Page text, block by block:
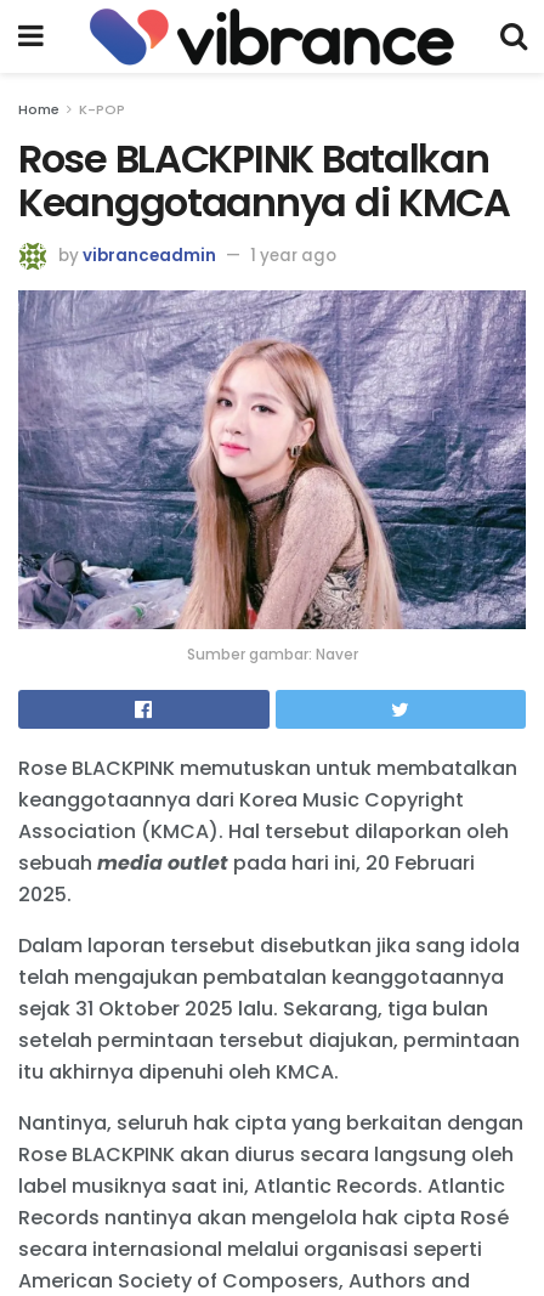
Home K-POP
Rose BLACKPINK Batalkan
Keanggotaannya di KMCA
byvibranceadmin 1 year ago
Sumber gambar: Naver
Rose BLACKPINK memutuskan untuk membatalkan
keanggotaannya dari Korea Music Copyright
Association (KMCA). Hal tersebut dilaporkan oleh
sebuah media outlet pada hari ini, 20 Februari
2025.
Dalam laporan tersebut disebutkan jika sang idola
telah mengajukan pembatalan keanggotaannya
sejak 31 Oktober 2025 lalu. Sekarang, tiga bulan
setelah permintaan tersebut diajukan, permintaan
itu akhirnya dipenuhi oleh KMCA.
Nantinya, seluruh hak cipta yang berkaitan dengan
Rose BLACKPINK akan diurus secara langsung oleh
label musiknya saat ini, Atlantic Records. Atlantic
Records nantinya akan mengelola hak cipta Rosé
secara internasional melalui organisasi seperti
American Society of Composers, Authors and